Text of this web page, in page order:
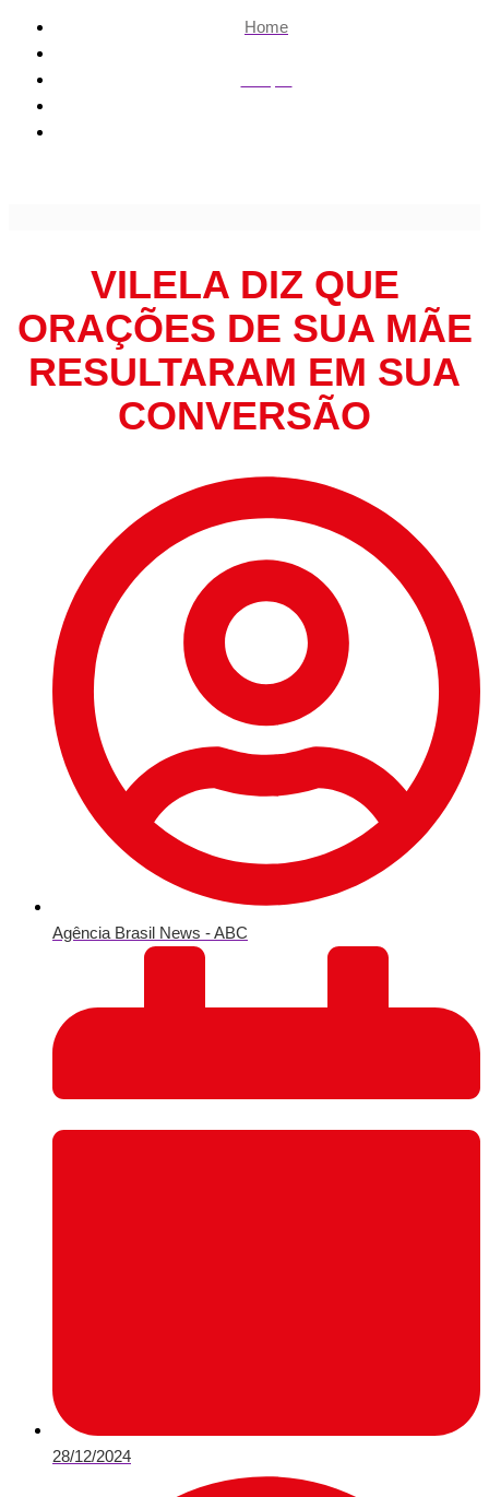
Home
VILELA DIZ QUE
ORAÇÕES DE SUA MÃE
RESULTARAM EM SUA
CONVERSÃO
Agência Brasil News - ABC
28/12/2024